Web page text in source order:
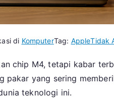
di KomputerTag: AppleTidak
chip M4, tetapi kabar
pakar yang sering
teknologi ini.